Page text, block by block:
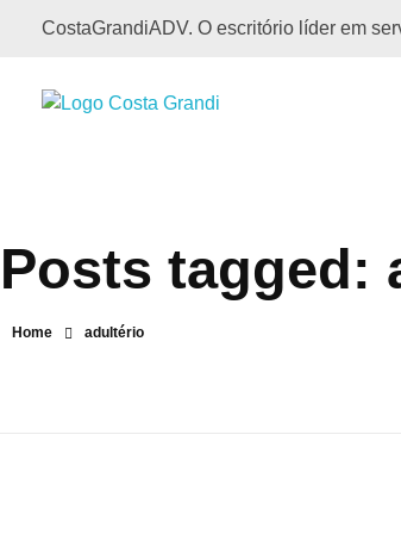
CostaGrandiADV. O escritório líder em
Home adultério
Posts tagged: